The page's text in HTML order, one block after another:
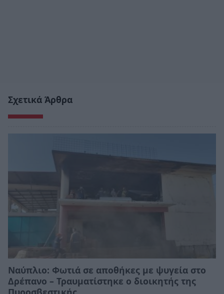
Σχετικά Άρθρα
Ναύπλιο: Φωτιά σε αποθήκες με ψυγεία στο
Δρέπανο – Τραυματίστηκε ο διοικητής της